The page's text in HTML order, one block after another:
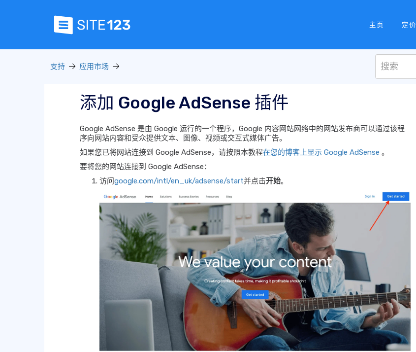
主页 定价
支持 应用市场
添加 Google AdSense 插件
Google AdSense 是由 Google 运行的一个程序，Google 内容网站网络中的网站发布商可以通过该程
序向网站内容和受众提供文本、图像、视频或交互式媒体广告。
如果您已将网站连接到 Google AdSense，请按照本教程在您的博客上显示 Google AdSense 。
要将您的网站连接到 Google AdSense：
访问google.com/intl/en_uk/adsense/start并点击开始。